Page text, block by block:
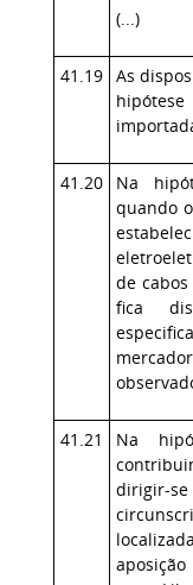
(...)
41.19 As
41.20
Na
quando
de
fica
41.21
Na
dirigir-